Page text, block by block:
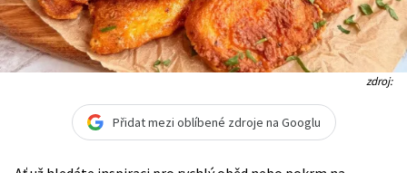
zdroj:
Přidat mezi oblíbené zdroje na Googlu